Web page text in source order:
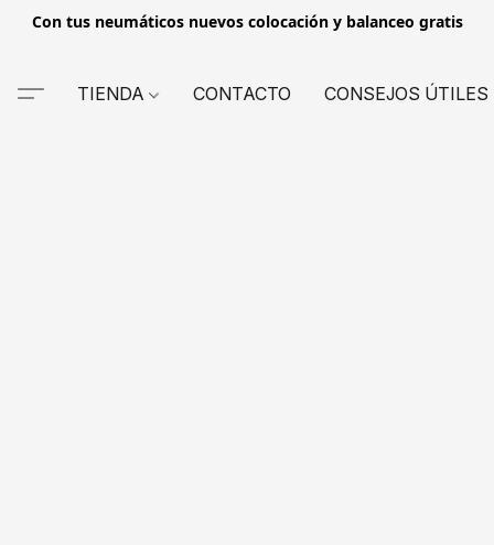
Con tus neumáticos nuevos colocación y balanceo gratis
TIENDA CONTACTO CONSEJOS ÚTILES